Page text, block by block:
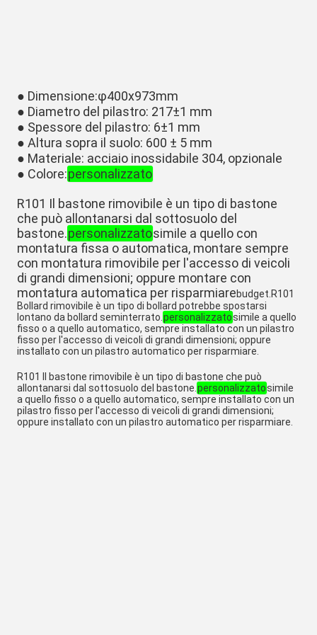
● Dimensione:φ400x973mm
● Diametro del pilastro: 217±1 mm
● Spessore del pilastro: 6±1 mm
● Altura sopra il suolo: 600 ± 5 mm
● Materiale: acciaio inossidabile 304, opzionale
● Colore:personalizzato
R101 Il bastone rimovibile è un tipo di bastone
che può allontanarsi dal sottosuolo del
bastone.personalizzatosimile a quello con
montatura fissa o automatica, montare sempre
con montatura rimovibile per l'accesso di veicoli
di grandi dimensioni; oppure montare con
montatura automatica per risparmiarebudget.R101
Bollard rimovibile è un tipo di bollard potrebbe spostarsi
lontano da bollard seminterrato. personalizzatosimile a quello
fisso o a quello automatico, sempre installato con un pilastro
fisso per l'accesso di veicoli di grandi dimensioni; oppure
installato con un pilastro automatico per risparmiare.
R101 Il bastone rimovibile è un tipo di bastone che può
allontanarsi dal sottosuolo del bastone. personalizzatosimile
a quello fisso o a quello automatico, sempre installato con un
pilastro fisso per l'accesso di veicoli di grandi dimensioni;
oppure installato con un pilastro automatico per risparmiare.